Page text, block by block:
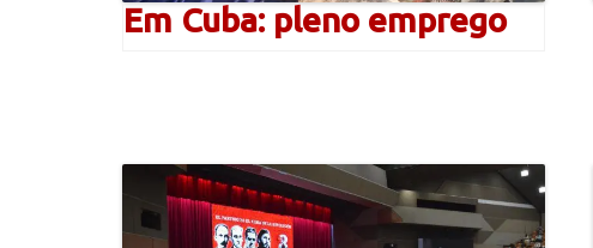
Em Cuba: pleno emprego